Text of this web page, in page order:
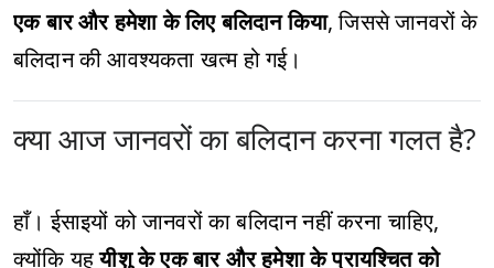
एक बार और हमेशा के लिए बलिदान किया, जिससे जानवरों के
बलिदान की आवश्यकता खत्म हो गई।
क्या आज जानवरों का बलिदान करना गलत है?
हाँ। ईसाइयों को जानवरों का बलिदान नहीं करना चाहिए,
क्योंकि यहयीशु के एक बार और हमेशा के प्रायश्चित को